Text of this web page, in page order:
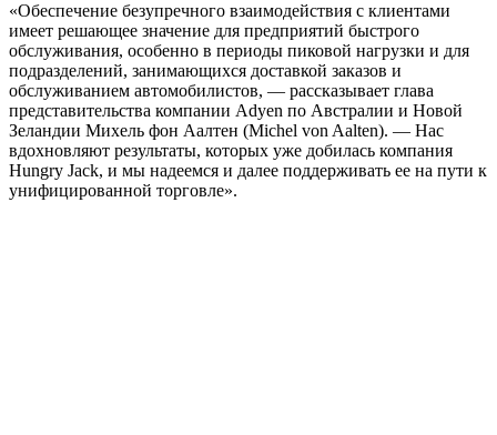
«Обеспечение безупречного взаимодействия с клиентами
имеет решающее значение для предприятий быстрого
обслуживания, особенно в периоды пиковой нагрузки и для
подразделений, занимающихся доставкой заказов и
обслуживанием автомобилистов, ― рассказывает глава
представительства компании Adyen по Австралии и Новой
Зеландии Михель фон Аалтен (Michel von Aalten). ― Нас
вдохновляют результаты, которых уже добилась компания
Hungry Jack, и мы надеемся и далее поддерживать ее на пути к
унифицированной торговле».